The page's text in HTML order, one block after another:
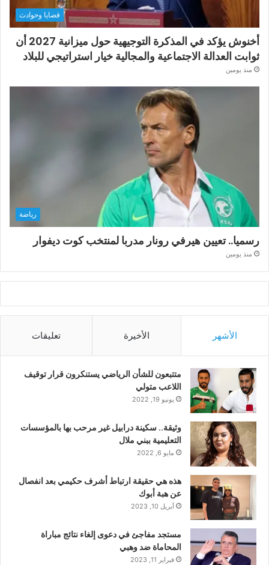
قضايا وحوادث
أخنوش يؤكد في المذكرة التوجيهية حول ميزانية 2027 أن
ثوابت العدالة الاجتماعية والمجالية خيار استراتيجي للبلاد
منذ يومين
رياضة
رسميا.. تعيين هيرفي رونار مدربا لمنتخب كوت ديفوار
منذ يومين
الأشهر الأخيرة تعليقات
متتبعون للشأن الرياضي يستنكرون قرار توقيف
اللاعب متولي
يونيو 19, 2022
وثيقة.. سكينة درابيل غير مرحب بها بالمؤسسات
التعليمية ببني ملال
مايو 6, 2022
هذه هي حقيقة ارتباط أشرف حكيمي بعد انفصال
عن هبة أبوك
أبريل 10, 2023
مستجد مفاجئ في دعوى إلغاء نتائج مباراة
المحاماة ضد وهبي
فبراير 11, 2023